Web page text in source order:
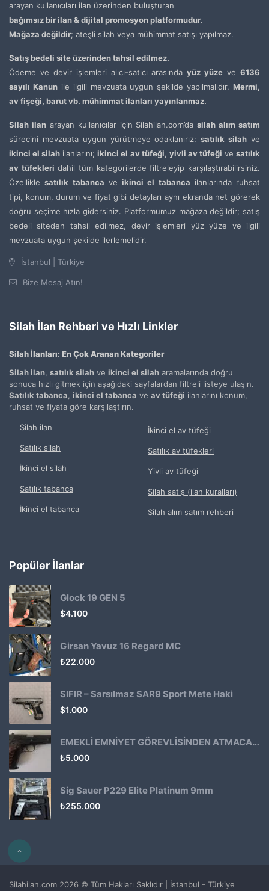
arayan kullanıcıları ilan üzerinden buluşturan
bağımsız bir ilan & dijital promosyon platformudur.
Mağaza değildir; ateşli silah veya mühimmat satışı yapılmaz.
Satış bedeli site üzerinden tahsil edilmez.
Ödeme ve devir işlemleri alıcı-satıcı arasındayüz yüze ve6136
sayılı Kanunile ilgili mevzuata uygun şekilde yapılmalıdır. Mermi,
av fişeği, barut vb. mühimmat ilanları yayınlanmaz.
Silah ilanarayan kullanıcılar için Silahilan.com’dasilah alım satım
sürecini mevzuata uygun yürütmeye odaklanırız:satılık silah ve
ikinci el silah ilanlarını;ikinci el av tüfeği, yivli av tüfeği vesatılık
av tüfekleri dahil tüm kategorilerde filtreleyip karşılaştırabilirsiniz.
Özelliklesatılık tabanca ve ikinci el tabanca ilanlarında ruhsat
tipi, konum, durum ve fiyat gibi detayları aynı ekranda net görerek
doğru seçime hızla gidersiniz. Platformumuz mağaza değildir; satış
bedeli siteden tahsil edilmez, devir işlemleri yüz yüze ve ilgili
mevzuata uygun şekilde ilerlemelidir.
İstanbul | Türkiye
Bize Mesaj Atın!
Silah İlan Rehberi ve Hızlı Linkler
Silah İlanları: En Çok Aranan Kategoriler
Silah ilan, satılık silah ve ikinci el silah aramalarında doğru
sonuca hızlı gitmek için aşağıdaki sayfalardan filtreli listeye ulaşın.
Satılık tabanca, ikinci el tabanca ve av tüfeği ilanlarını konum,
ruhsat ve fiyata göre karşılaştırın.
Silah ilan
Satılık silah
İkinci el silah
Satılık tabanca
İkinci el tabanca
İkinci el av tüfeği
Satılık av tüfekleri
Yivli av tüfeği
Silah satış (ilan kuralları)
Silah alım satım rehberi
Popüler İlanlar
Glock 19 GEN 5
$4.100
Girsan Yavuz 16 Regard MC
₺22.000
SIFIR – Sarsılmaz SAR9 Sport Mete Haki
$1.000
EMEKLİ EMNİYET GÖREVLİSİNDEN ATMACA 53 KLASİK14
₺5.000
Sig Sauer P229 Elite Platinum 9mm
₺255.000
Silahilan.com 2026 © Tüm Hakları Saklıdır | İstanbul - Türkiye